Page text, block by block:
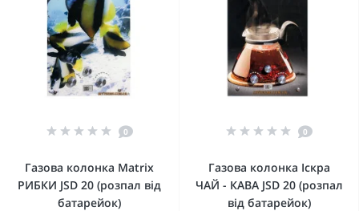
0
Газова колонка Matrix
РИБКИ JSD 20 (розпал від
батарейок)
0
Газова колонка Іскра
ЧАЙ - КАВА JSD 20 (розпал
від батарейок)